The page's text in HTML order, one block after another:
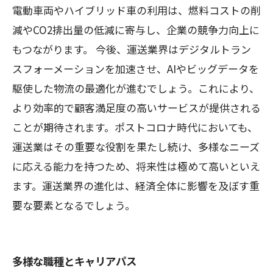
電動車両やハイブリッド車の利用は、燃料コストの削
減やCO2排出量の低減に寄与し、企業の競争力向上に
もつながります。 今後、運送業界はデジタルトラン
スフォーメーションを加速させ、AIやビッグデータを
駆使した物流の最適化が進むでしょう。これにより、
より効率的で顧客満足度の高いサービスが提供される
ことが期待されます。ポストコロナ時代においても、
運送業はその重要な役割を果たし続け、多様なニーズ
に応える能力を持つため、将来性は極めて高いといえ
ます。運送業界の進化は、経済全体に影響を及ぼす重
要な要素となるでしょう。
多様な職種とキャリアパス